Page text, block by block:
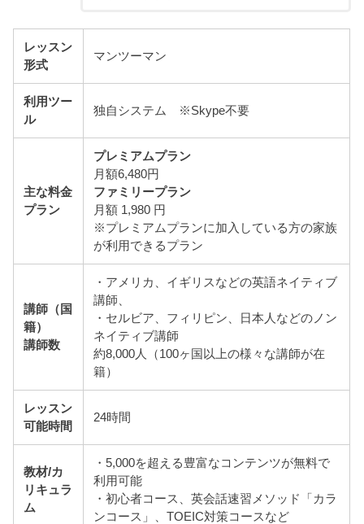
レッスン
形式
マンツーマン
利用ツー
ル
独自システム ※Skype不要
主な料金
プラン
プレミアムプラン
月額6,480円
ファミリープラン
月額 1,980 円
※プレミアムプランに加入している方の家族
が利用できるプラン
講師（国
籍）
講師数
・アメリカ、イギリスなどの英語ネイティブ
講師、
・セルビア、フィリピン、日本人などのノン
ネイティブ講師
約8,000人（100ヶ国以上の様々な講師が在
籍）
レッスン
可能時間
24時間
教材/カ
リキュラ
ム
・5,000を超える豊富なコンテンツが無料で
利用可能
・初心者コース、英会話速習メソッド「カラ
ンコース」、TOEIC対策コースなど